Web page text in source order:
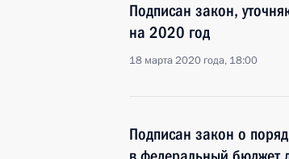
Подписан закон,
на 2020 год
18 марта 2020 года, 18:00
Подписан закон о